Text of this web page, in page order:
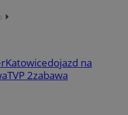
⏵︎
Katowicedojazd na
TVP 2zabawa